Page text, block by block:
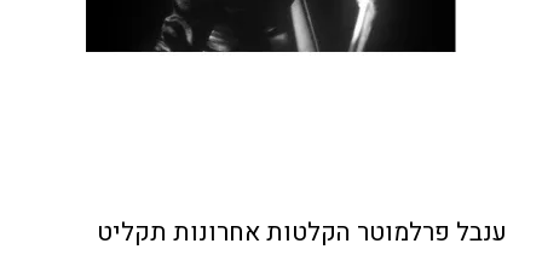
ענבל פרלמוטר הקלטות אחרונות תקליט